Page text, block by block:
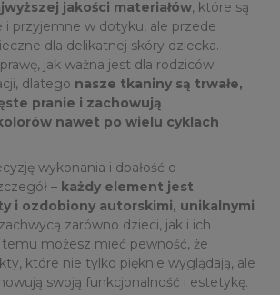
jakości materiałów, które są
i przyjemne w dotyku, ale przede
dla delikatnej skóry dziecka.
jak ważna jest dla rodziców
dlatego nasze tkaniny są trwałe,
pranie i zachowują
nawet po wielu cyklach
wykonania i dbałość o
– każdy element jest
i ozdobiony autorskimi, unikalnymi
zarówno dzieci, jak i ich
możesz mieć pewność, że
które nie tylko pięknie wyglądają, ale
swoją funkcjonalność i estetykę.